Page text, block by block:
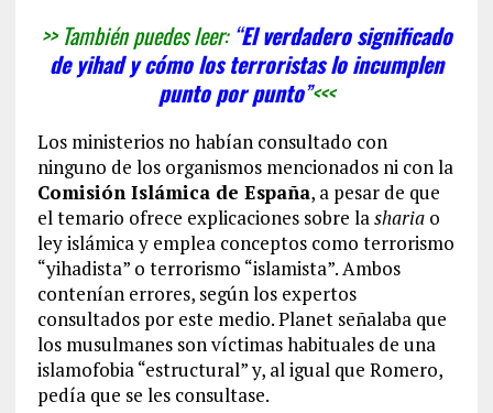
>> También puedes leer: “El verdadero significado
de yihad y cómo los terroristas lo incumplen
punto por punto”<<<
Los ministerios no habían consultado con
ninguno de los organismos mencionados ni con la
Comisión Islámica de España, a pesar de que
el temario ofrece explicaciones sobre la shariao
ley islámica y emplea conceptos como terrorismo
“yihadista” o terrorismo “islamista”. Ambos
contenían errores, según los expertos
consultados por este medio. Planet señalaba que
los musulmanes son víctimas habituales de una
islamofobia “estructural” y, al igual que Romero,
pedía que se les consultase.